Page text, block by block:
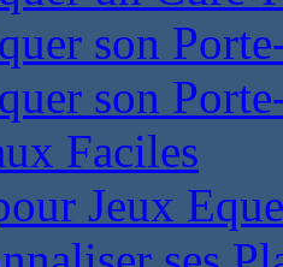
son
son
Faciles
Jeux